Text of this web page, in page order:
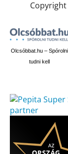
Copyright
Olcsóbbat.hu – Spórolni
tudni kell
partner